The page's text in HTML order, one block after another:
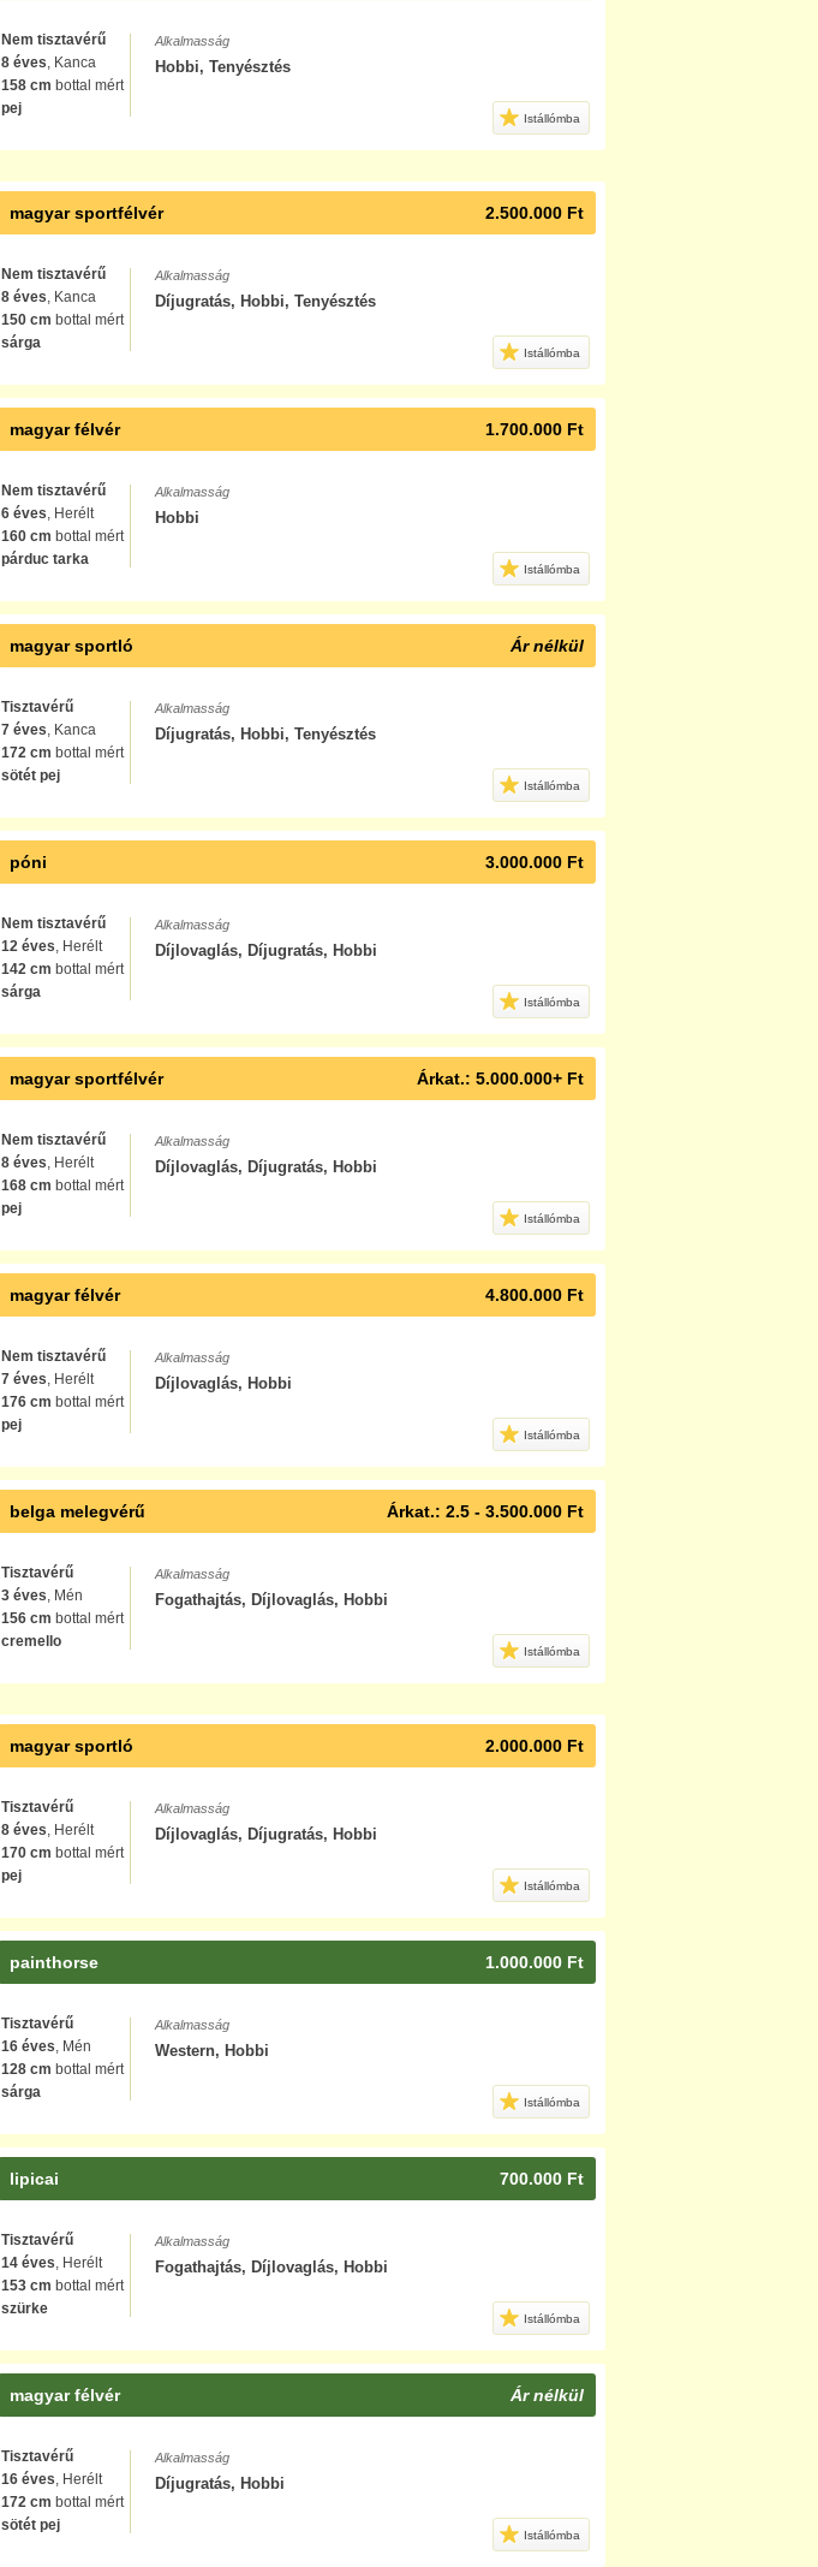
Nem tisztavérű
8 éves, Kanca
158 cm bottal mért
pej
Alkalmasság
Hobbi, Tenyésztés
Istállómba
magyar sportfélvér 2.500.000 Ft
Nem tisztavérű
8 éves, Kanca
150 cm bottal mért
sárga
Alkalmasság
Díjugratás, Hobbi, Tenyésztés
Istállómba
magyar félvér 1.700.000 Ft
Nem tisztavérű
6 éves, Herélt
160 cm bottal mért
párduc tarka
Alkalmasság
Hobbi
Istállómba
magyar sportló Ár nélkül
Tisztavérű
7 éves, Kanca
172 cm bottal mért
sötét pej
Alkalmasság
Díjugratás, Hobbi, Tenyésztés
Istállómba
póni 3.000.000 Ft
Nem tisztavérű
12 éves, Herélt
142 cm bottal mért
sárga
Alkalmasság
Díjlovaglás, Díjugratás, Hobbi
Istállómba
magyar sportfélvér Árkat.: 5.000.000+ Ft
Nem tisztavérű
8 éves, Herélt
168 cm bottal mért
pej
Alkalmasság
Díjlovaglás, Díjugratás, Hobbi
Istállómba
magyar félvér 4.800.000 Ft
Nem tisztavérű
7 éves, Herélt
176 cm bottal mért
pej
Alkalmasság
Díjlovaglás, Hobbi
Istállómba
belga melegvérű Árkat.: 2.5 - 3.500.000 Ft
Tisztavérű
3 éves, Mén
156 cm bottal mért
cremello
Alkalmasság
Fogathajtás, Díjlovaglás, Hobbi
Istállómba
magyar sportló 2.000.000 Ft
Tisztavérű
8 éves, Herélt
170 cm bottal mért
pej
Alkalmasság
Díjlovaglás, Díjugratás, Hobbi
Istállómba
painthorse 1.000.000 Ft
Tisztavérű
16 éves, Mén
128 cm bottal mért
sárga
Alkalmasság
Western, Hobbi
Istállómba
lipicai 700.000 Ft
Tisztavérű
14 éves, Herélt
153 cm bottal mért
szürke
Alkalmasság
Fogathajtás, Díjlovaglás, Hobbi
Istállómba
magyar félvér Ár nélkül
Tisztavérű
16 éves, Herélt
172 cm bottal mért
sötét pej
Alkalmasság
Díjugratás, Hobbi
Istállómba